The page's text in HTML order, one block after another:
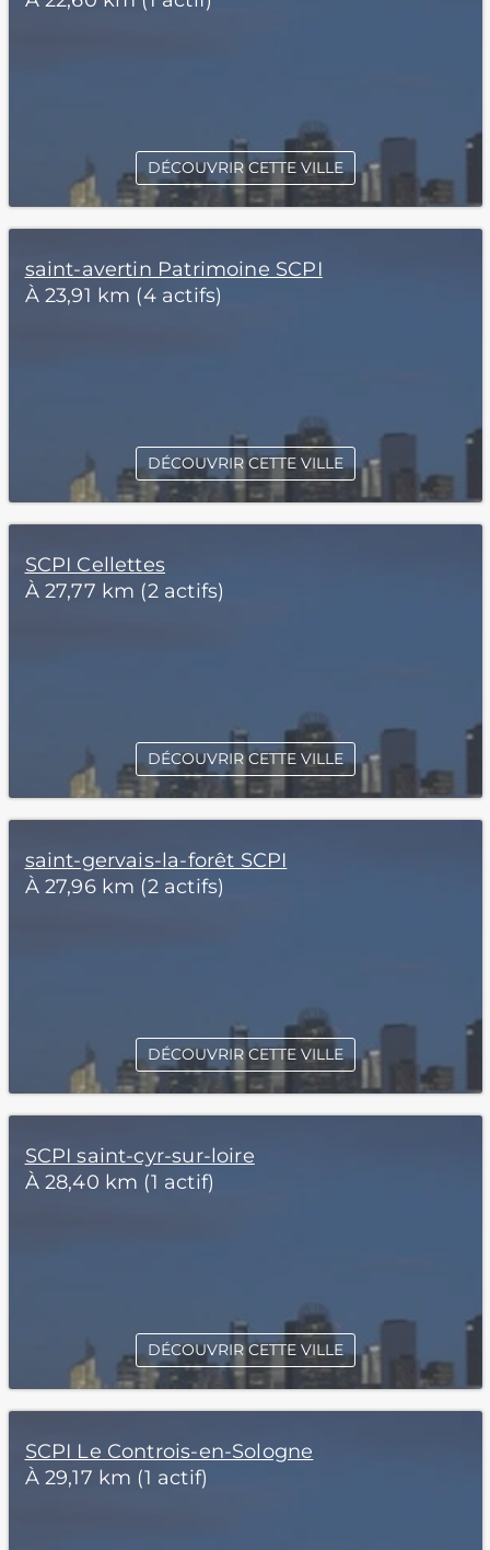
DÉCOUVRIR CETTE VILLE
saint-avertin Patrimoine SCPI
À 23,91 km (4 actifs)
DÉCOUVRIR CETTE VILLE
SCPI Cellettes
À 27,77 km (2 actifs)
DÉCOUVRIR CETTE VILLE
saint-gervais-la-forêt SCPI
À 27,96 km (2 actifs)
DÉCOUVRIR CETTE VILLE
SCPI saint-cyr-sur-loire
À 28,40 km (1 actif)
DÉCOUVRIR CETTE VILLE
SCPI Le Controis-en-Sologne
À 29,17 km (1 actif)